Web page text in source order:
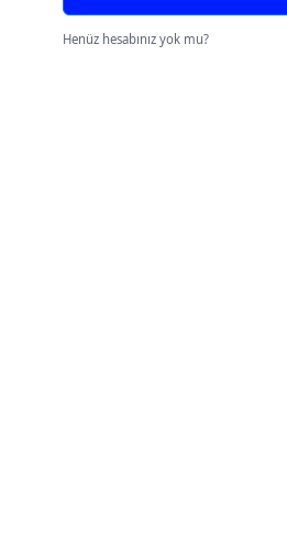
Henüz hesabınız yok mu?